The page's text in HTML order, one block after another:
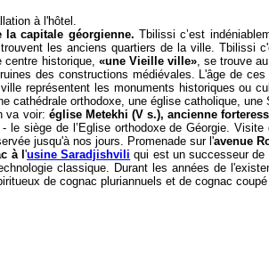
à l'hôtel.
la capitale géorgienne. Tbilissi c’est
les anciens quartiers de la ville. Tbilissi
centre historique, «une Vieille ville», se trouve
des constructions médiévales. L'âge de
représentent les monuments historiques ou
cathédrale orthodoxe, une église catholique,
va voir: église Metekhi (V s.), ancienne
le siège de l’Eglise orthodoxe de Géorgie. Visite
jusqu'à nos jours. Promenade sur l'avenue
àl 'usine Saradjishvili qui est un successeur de
classique. Durant les années de
de cognac pluriannuels et de cognac